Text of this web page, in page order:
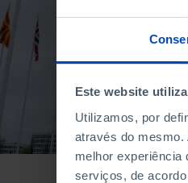
Este website
Utilizamos, por
através do mesmo.
melhor experiência
serviços, de